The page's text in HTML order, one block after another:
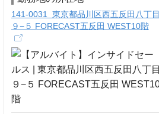
141-0031 東京都品川区西五反田八丁目
９−５ FORECAST五反田 WEST10階